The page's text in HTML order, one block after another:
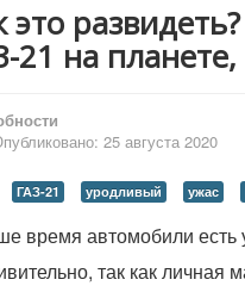
это
21 на
25 августа 2020
ГАЗ-21 уродливый ужас
время автомобили есть
так как